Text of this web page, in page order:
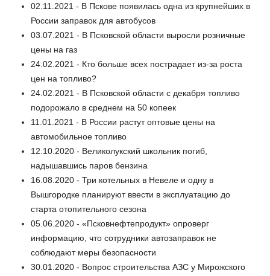
02.11.2021 - В Пскове появилась одна из крупнейших в
России заправок для автобусов
03.07.2021 - В Псковской области выросли розничные
цены на газ
24.02.2021 - Кто больше всех пострадает из-за роста
цен на топливо?
24.02.2021 - В Псковской области с декабря топливо
подорожало в среднем на 50 копеек
11.01.2021 - В России растут оптовые цены на
автомобильное топливо
12.10.2020 - Великолукский школьник погиб,
надышавшись паров бензина
16.08.2020 - Три котельных в Невеле и одну в
Вышгородке планируют ввести в эксплуатацию до
старта отопительного сезона
05.06.2020 - «Псковнефтепродукт» опроверг
информацию, что сотрудники автозаправок не
соблюдают меры безопасности
30.01.2020 - Вопрос строительства АЗС у Мирожского